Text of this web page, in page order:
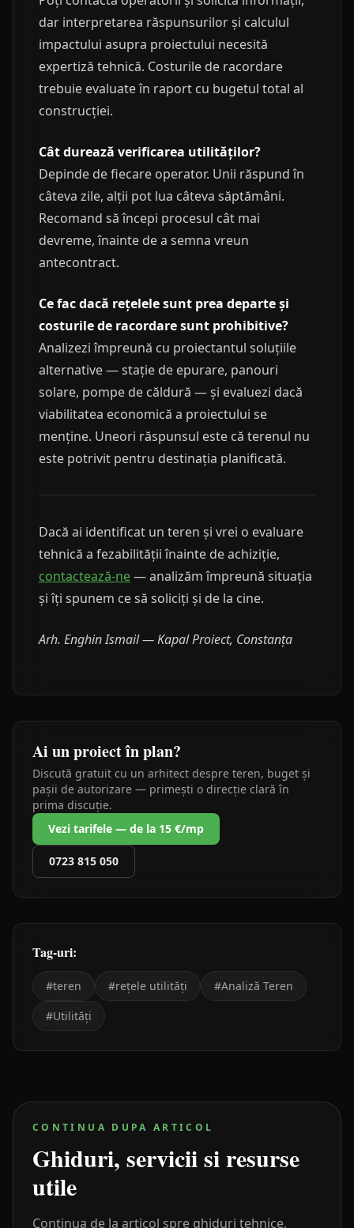
dar interpretarea răspunsurilor și calculul
impactului asupra proiectului necesită
expertiză tehnică. Costurile de racordare
trebuie evaluate în raport cu bugetul total al
construcției.
Cât durează verificarea utilităților?
Depinde de fiecare operator. Unii răspund în
câteva zile, alții pot lua câteva săptămâni.
Recomand să începi procesul cât mai
devreme, înainte de a semna vreun
antecontract.
Ce fac dacă rețelele sunt prea departe și
costurile de racordare sunt prohibitive?
Analizezi împreună cu proiectantul soluțiile
alternative — stație de epurare, panouri
solare, pompe de căldură — și evaluezi dacă
viabilitatea economică a proiectului se
menține. Uneori răspunsul este că terenul nu
este potrivit pentru destinația planificată.
Dacă ai identificat un teren și vrei o evaluare
tehnică a fezabilității înainte de achiziție,
contactează-ne— analizăm împreună situația
și îți spunem ce să soliciți și de la cine.
Arh. Enghin Ismail — Kapal Proiect, Constanța
Ai un proiect în plan?
Discută gratuit cu un arhitect despre teren, buget și
pașii de autorizare — primești o direcție clară în
prima discuție.
Vezi tarifele — de la 15 €/mp
0723 815 050
Tag-uri:
#teren #rețele utilități #Analiză Teren
#Utilități
CONTINUA DUPA ARTICOL
Ghiduri, servicii si resurse
utile
Continua de la articol spre ghiduri tehnice,